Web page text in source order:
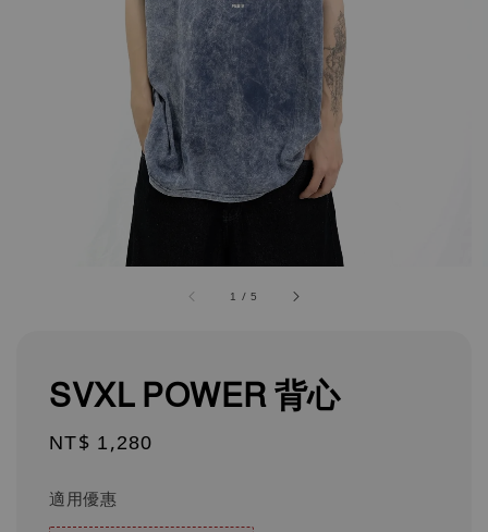
1 /5
SVXL POWER 背心
Regular
NT$ 1,280
適用優惠